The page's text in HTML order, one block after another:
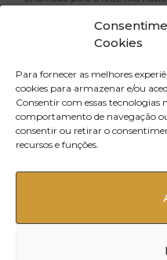
Cookies
Para fornecer as melhores
cookies para armazenar e/ou
Consentir com essas tecnologias
comportamento de navegação
consentir ou retirar o
recursos e funções.
geral@xavicosmeticos.com
R. Doutor Silva Pinto,
no 500, Santiago do Riba
Oliveira de Azeméis